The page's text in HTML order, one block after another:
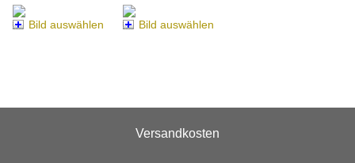
Bild auswählen Bild auswählen
Versandkosten